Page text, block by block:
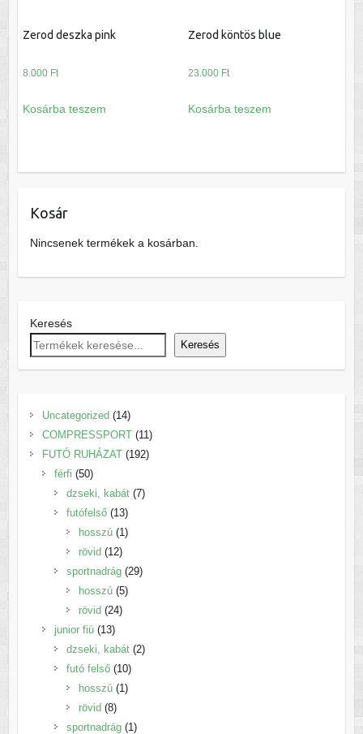
Zerod deszka pink
8.000 Ft
Kosárba teszem
Zerod köntös blue
23.000 Ft
Kosárba teszem
Kosár
Nincsenek termékek a kosárban.
Keresés
Keresés
Uncategorized 1414
termék
COMPRESSPORT 11 11
termék
FUTÓ RUHÁZAT 192192
férfi 5050
termék
dzseki, kabát 77
futófelső 1313
termék
hosszú 1 1
rövid 1212
termék
sportnadrág 2929
hosszú 55
rövid 2424
junior fiú 1313
termék
dzseki, kabát 22
futó felső 1010
termék
hosszú 1 1
rövid 88
termék
sportnadrág 1 1